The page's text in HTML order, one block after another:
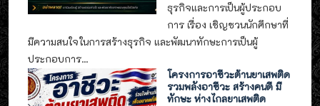
ธุรกิจและการเป็นผู้ประกอบ
การ เรื่อง เชิญชวนนักศึกษาที่
มีความสนใจในการสร้างธุรกิจ และพัฒนาทักษะการเป็นผู้
ประกอบการ...
โครงการอาชีวะต้านยาเสพติด
รวมพลังอาชีวะ สร้างคนดี มี
ทักษะ ห่างไกลยาเสพติด